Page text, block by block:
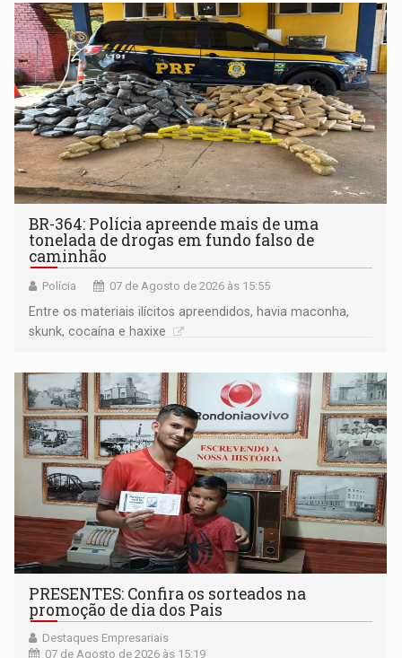
BR-364: Polícia apreende mais de uma
tonelada de drogas em fundo falso de
caminhão
Polícia 07 de Agosto de 2026 às 15:55
Entre os materiais ilícitos apreendidos, havia maconha,
skunk, cocaína e haxixe
PRESENTES: Confira os sorteados na
promoção de dia dos Pais
Destaques Empresariais
07 de Agosto de 2026 às 15:19